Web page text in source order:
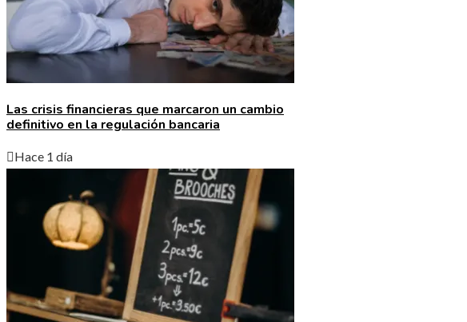
Las crisis financieras que marcaron un cambio
definitivo en la regulación bancaria
Hace 1 día